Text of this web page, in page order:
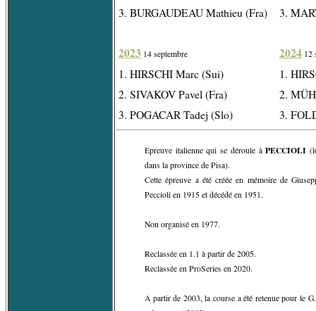
3. BURGAUDEAU Mathieu (Fra)
2023 14 septembre
1. HIRSCHI Marc (Sui)
2. SIVAKOV Pavel (Fra)
3. POGACAR Tadej (Slo)
3.
2024 12
1.
2.
3.
Epreuve italienne qui se déroule àPECCIOLI
dans la province de Pisa).
Cette épreuve a été créée en mémoire de
Peccioli en 1915 et décédé en 1951.
Non organisé en 1977.
Reclassée en 1.1 à partir de 2005.
Reclassée en ProSeries en 2020.
A partir de 2003, la course a été retenue pour le